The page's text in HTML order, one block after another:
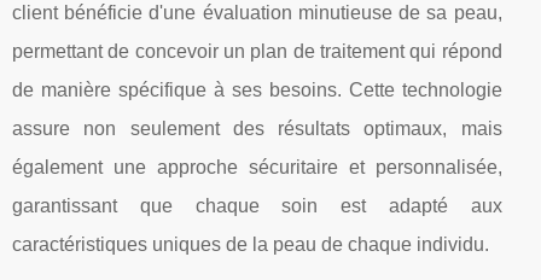
client bénéficie d'une évaluation minutieuse de sa peau,
permettant de concevoir un plan de traitement qui répond
de manière spécifique à ses besoins. Cette technologie
assure non seulement des résultats optimaux, mais
également une approche sécuritaire et personnalisée,
garantissant que chaque soin est adapté aux
caractéristiques uniques de la peau de chaque individu.